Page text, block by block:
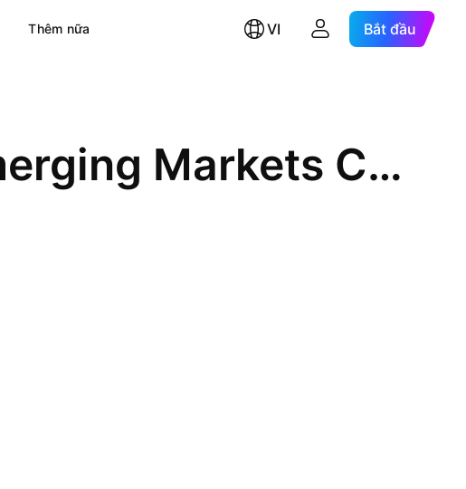
Thêm nữa VI Bắt đầu
State Street SPDR S&P Emerging Markets Carbon Aware ETF